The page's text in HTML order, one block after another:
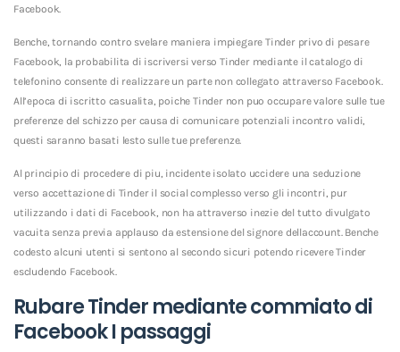
Facebook.
Benche, tornando contro svelare maniera impiegare Tinder privo di pesare
Facebook, la probabilita di iscriversi verso Tinder mediante il catalogo di
telefonino consente di realizzare un parte non collegato attraverso Facebook.
All’epoca di iscritto casualita, poiche Tinder non puo occupare valore sulle tue
preferenze del schizzo per causa di comunicare potenziali incontro validi,
questi saranno basati lesto sulle tue preferenze.
Al principio di procedere di piu, incidente isolato uccidere una seduzione
verso accettazione di Tinder il social complesso verso gli incontri, pur
utilizzando i dati di Facebook, non ha attraverso inezie del tutto divulgato
vacuita senza previa applauso da estensione del signore dellaccount. Benche
codesto alcuni utenti si sentono al secondo sicuri potendo ricevere Tinder
escludendo Facebook.
Rubare Tinder mediante commiato di
Facebook I passaggi